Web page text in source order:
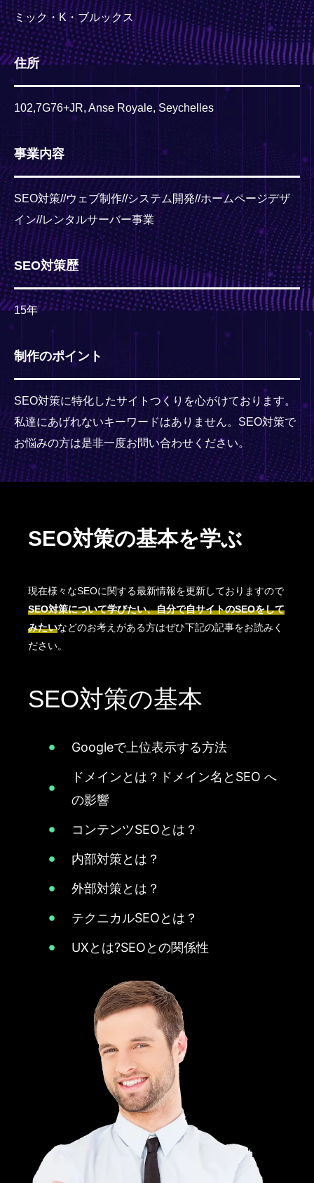
ミック・K・ブルックス
住所
102,7G76+JR, Anse Royale, Seychelles
事業内容
SEO対策//ウェブ制作//システム開発//ホームページデザ
イン//レンタルサーバー事業
SEO対策歴
15年
制作のポイント
SEO対策に特化したサイトつくりを心がけております。
私達にあげれないキーワードはありません。SEO対策で
お悩みの方は是非一度お問い合わせください。
SEO対策の基本を学ぶ
現在様々なSEOに関する最新情報を更新しておりますので
SEO対策について学びたい、自分で自サイトのSEOをして
みたいなどのお考えがある方はぜひ下記の記事をお読みく
ださい。
SEO対策の基本
Googleで上位表示する方法
ドメインとは？ドメイン名とSEO へ
の影響
コンテンツSEOとは？
内部対策とは？
外部対策とは？
テクニカルSEOとは？
UXとは?SEOとの関係性